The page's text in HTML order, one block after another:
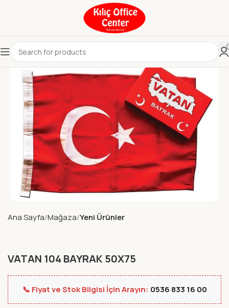
Ana Sayfa Mağaza Yeni Ürünler
VATAN 104 BAYRAK 50X75
📞 Fiyat ve Stok Bilgisi İçin Arayın: 0536 833 16 00